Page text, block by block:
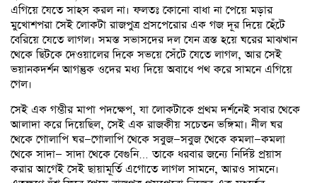
এগিয়ে যেতে সাহস করল না। ফলতঃ কোনো বাধা না পেয়ে মড়ার
মুখোশপরা সেই লোকটা রাজপুত্র প্রসপেরোর এক গজ দূর দিয়ে হেঁটে
বেরিয়ে যেতে লাগল। সমস্ত সভাসদের দল যেন ত্রস্ত হয়ে ঘরের মাঝখান
থেকে ছিটকে দেওয়ালের দিকে সভয়ে সেঁটে যেতে লাগল, আর সেই
ভয়ানকদর্শন আগন্তুক ওদের মধ্য দিয়ে অবাধে পথ করে সামনে এগিয়ে
গেল।
সেই এক গম্ভীর মাপা পদক্ষেপ, যা লোকটাকে প্রথম দর্শনেই সবার থেকে
আলাদা করে দিয়েছিল, সেই এক রাজকীয় সচেতন ভঙ্গিমা। নীল ঘর
থেকে গোলাপি ঘর—গোলাপি থেকে সবুজ—সবুজ থেকে কমলা—কমলা
থেকে সাদা— সাদা থেকে বেগুনি… তাকে ধরবার জন্যে নির্দিষ্ট প্রয়াস
করার আগেই সেই ছায়ামূর্তি এগোতে লাগল সামনে, আরও সামনে।